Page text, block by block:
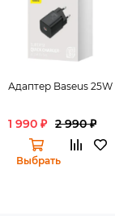
Адаптер Baseus 25W
1 990 ₽ 2 990 ₽
Выбрать